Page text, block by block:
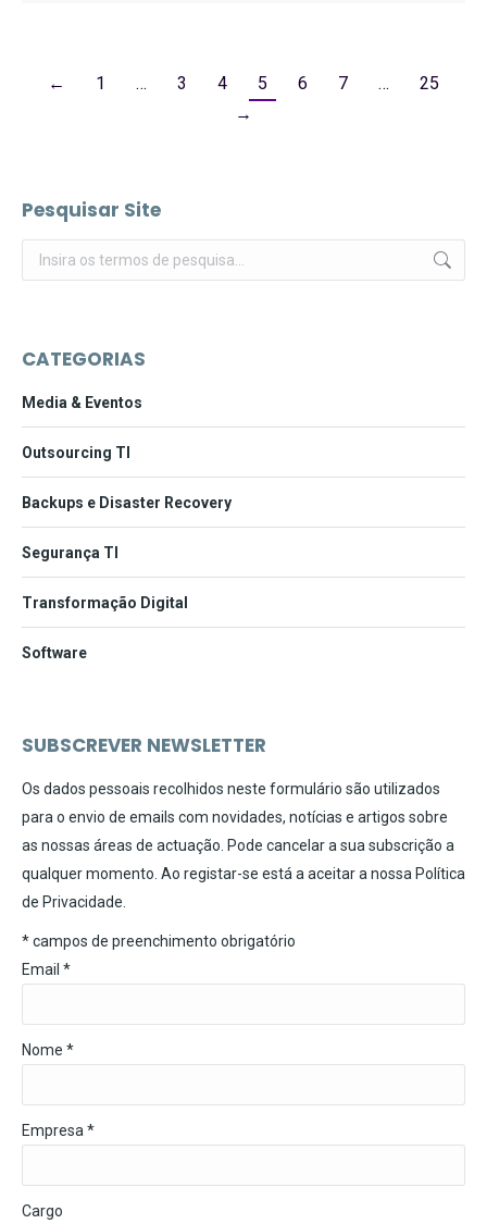
← 1 … 3 4 5 6 7 …
25
→
Pesquisar Site
Pesquisar:
CATEGORIAS
Media & Eventos
Outsourcing TI
Backups e Disaster Recovery
Segurança TI
Transformação Digital
Software
SUBSCREVER NEWSLETTER
Os dados pessoais recolhidos neste formulário são utilizados
para o envio de emails com novidades, notícias e artigos sobre
as nossas áreas de actuação. Pode cancelar a sua subscrição a
qualquer momento. Ao registar-se está a aceitar a nossa Política
de Privacidade
*campos de preenchimento obrigatório
Email *
Nome *
Empresa *
Cargo